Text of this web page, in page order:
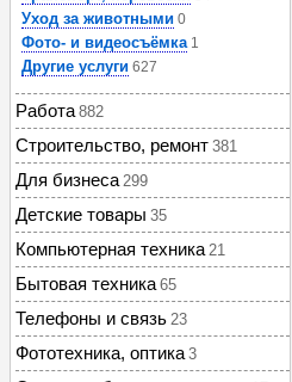
Уход за животными 0
Фото- и видеосъёмка 1
Другие услуги 627
Работа 882
Строительство, ремонт 381
Для бизнеса 299
Детские товары 35
Компьютерная техника 21
Бытовая техника 65
Телефоны и связь 23
Фототехника, оптика 3